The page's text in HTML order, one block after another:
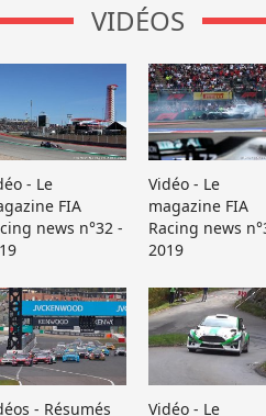
VIDÉOS
- Le
FIA
news n°32 -
Vidéo - Le
magazine FIA
Racing news
2019
- Résumés
Vidéo - Le